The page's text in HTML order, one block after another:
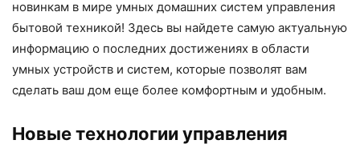
новинкам в мире умных домашних систем управления
бытовой техникой! Здесь вы найдете самую актуальную
информацию о последних достижениях в области
умных устройств и систем, которые позволят вам
сделать ваш дом еще более комфортным и удобным.
Новые технологии управления